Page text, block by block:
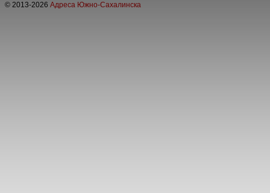
© 2013-2026 Адреса Южно-Сахалинска